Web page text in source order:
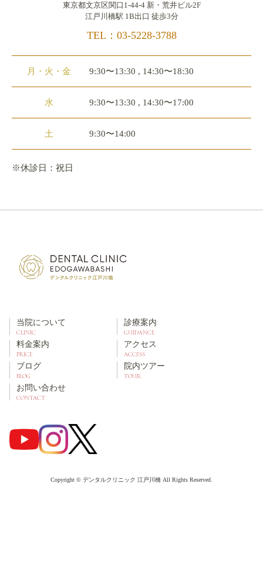
東京都文京区関口1-44-4 新・荒井ビル2F
江戸川橋駅 1B出口 徒歩3分
TEL：03-5228-3788
月・火・金 9:30〜13:30 , 14:30〜18:30
水 9:30〜13:30 , 14:30〜17:00
土 9:30〜14:00
※休診日：祝日
当院について
CLINIC
診療案内
GUIDANCE
料金案内
PRICE
アクセス
ACCESS
ブログ
BLOG
院内ツアー
TOUR
お問い合わせ
CONTACT
Copyright © デンタルクリニック 江戸川橋 All Rights Reserved.